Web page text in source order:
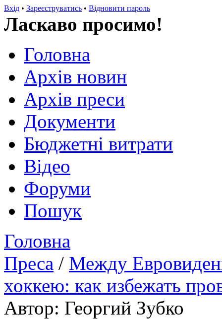
Вхід • Зареєструватись • Відновити пароль
Ласкаво просимо!
Головна
Архів новин
Архів преси
Документи
Бюджетні витрати
Відео
Форуми
Пошук
Головна
Преса / Между
хоккею: как избежать
Автор: Георгий Зубко